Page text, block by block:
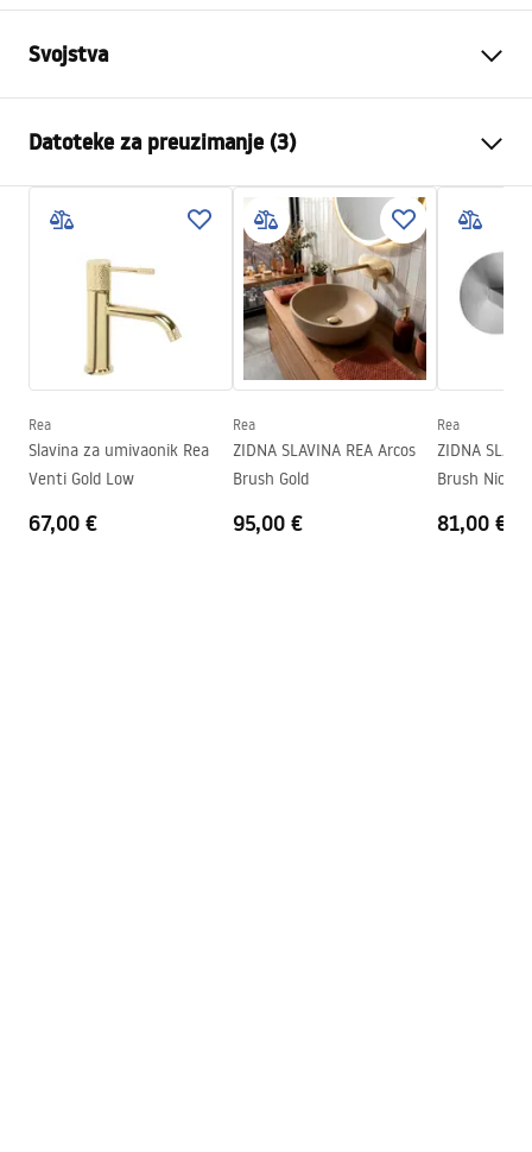
Svojstva
Način montaže
Zidna, Ugradbena
Boja
Zlatni
Vrsta izljevne cijevi
Fiksna
Materijal
Mjed
Doseg izljeva
175
mm
125mm
Tehnologija premazivanja
PVD
Promjer priključka
Jamstvo
5 godina
Datoteke za preuzimanje (3)
Montažne upute
manual
manual podt.pdf
Rea
Slavina za umivaonik Rea
Venti Gold Low
67,00 €
Rea
ZIDNA SLAVINA REA Arcos
Brush Gold
95,00 €
Rea
ZIDNA SLAVINA REA
Brush Nickel
81,00 €